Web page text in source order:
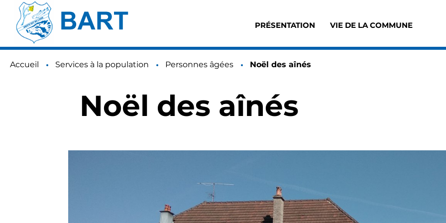
PRÉSENTATIONAccès au sous-menu de Présentation
VIE DE LA COMMUNE
Accès au sous-
Accueil Services à la population Personnes âgées Page active :
Noël des aînés
Noël des aînés